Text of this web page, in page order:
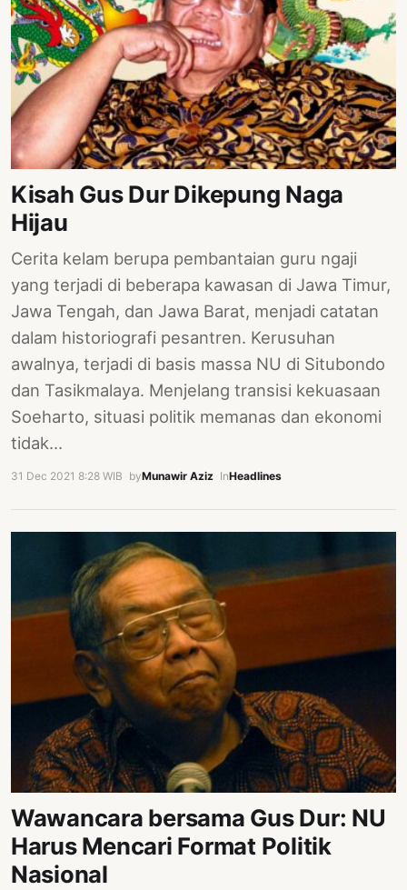
Kisah Gus Dur Dikepung Naga
Hijau
Cerita kelam berupa pembantaian guru ngaji
yang terjadi di beberapa kawasan di Jawa Timur,
Jawa Tengah, dan Jawa Barat, menjadi catatan
dalam historiografi pesantren. Kerusuhan
awalnya, terjadi di basis massa NU di Situbondo
dan Tasikmalaya. Menjelang transisi kekuasaan
Soeharto, situasi politik memanas dan ekonomi
tidak…
31 Dec 2021 8:28 WIB byMunawir Aziz InHeadlines
Wawancara bersama Gus Dur: NU
Harus Mencari Format Politik
Nasional